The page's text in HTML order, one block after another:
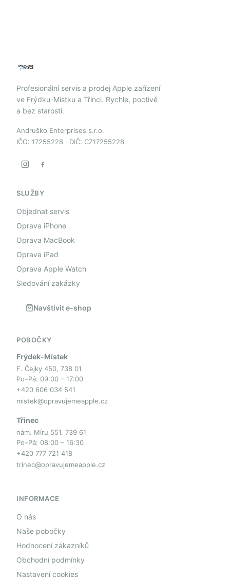
Profesionální servis a prodej Apple zařízení
ve Frýdku-Místku a Třinci. Rychle, poctivě
a bez starostí.
Andruško Enterprises s.r.o.
IČO: 17255228 · DIČ: CZ17255228
SLUŽBY
Objednat servis
Oprava iPhone
Oprava MacBook
Oprava iPad
Oprava Apple Watch
Sledování zakázky
Navštívit e-shop
POBOČKY
Frýdek-Místek
F. Čejky 450, 738 01
Po–Pá: 09:00 – 17:00
+420 606 034 541
mistek@opravujemeapple.cz
Třinec
nám. Míru 551, 739 61
Po–Pá: 08:00 – 16:30
+420 777 721 418
trinec@opravujemeapple.cz
INFORMACE
O nás
Naše pobočky
Hodnocení zákazníků
Obchodní podmínky
Nastavení cookies